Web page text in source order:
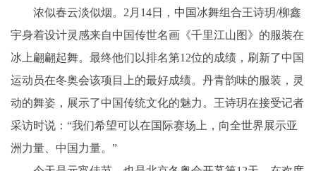
浓似春云淡似烟。2月14日，中国冰舞组合王诗玥/柳鑫
宇身着设计灵感来自中国传世名画《千里江山图》的服装在
冰上翩翩起舞。最终他们以排名第12位的成绩，刷新了中国
运动员在冬奥会该项目上的最好成绩。丹青韵味的服装，灵
动的舞姿，展示了中国传统文化的魅力。王诗玥在接受记者
采访时说：“我们希望可以在国际赛场上，向全世界展示亚
洲力量、中国力量。”